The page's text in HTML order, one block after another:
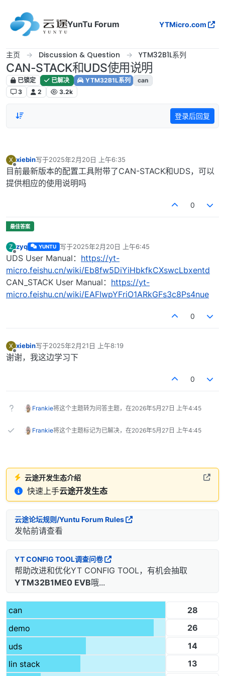
YunTu Forum
YTMicro.com
主页 Discussion & Question YTM32B1L系列
CAN-STACK和UDS使用说明
已锁定 已解决 YTM32B1L系列
can
3
2 3.2k
登录后回复
X
离线
xiebin写于2025年2月20日 上午6:35
最后由 编辑
目前最新版本的配置工具附带了CAN-STACK和UDS，可以
提供相应的使用说明吗
0
Z
离线
zyq YUNTU 写于2025年2月20日 上午6:45
最后由 编辑
UDS User Manual： https://yt-
micro.feishu.cn/wiki/Eb8fw5DiYiHbkfkCXswcLbxentd
CAN_STACK User Manual： https://yt-
micro.feishu.cn/wiki/EAFIwpYFriO1ARkGFs3c8Ps4nue
0
X
离线
xiebin写于2025年2月21日 上午8:19
最后由 编辑
谢谢，我这边学习下
0
Frankie将这个主题转为问答主题，在2026年5月27日 上午4:45
Frankie将这个主题标记为已解决，在2026年5月27日 上午4:45
云途开发生态介绍
快速上手云途开发生态
云途论坛规则/Yuntu Forum Rules
发帖前请查看
YT CONFIG TOOL调查问卷
帮助改进和优化YT CONFIG TOOL，有机会抽取
YTM32B1ME0 EVB哦...
can
28
demo
26
uds
14
lin stack
13